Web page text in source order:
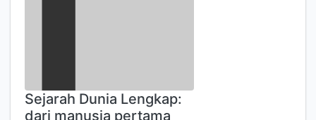
Sejarah Dunia Lengkap:
dari manusia pertama